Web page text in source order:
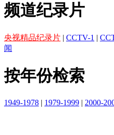
频道纪录片
央视精品纪录片 | CCTV-1 |
闻
按年份检索
1949-1978 | 1979-1999 | 2000-